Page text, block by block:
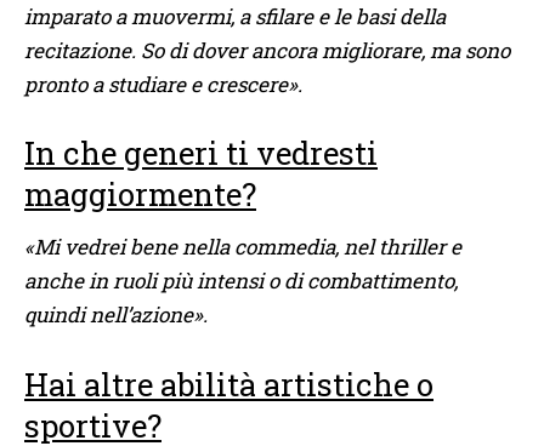
imparato a muovermi, a sfilare e le basi della
recitazione. So di dover ancora migliorare, ma sono
pronto a studiare e crescere».
In che generi ti vedresti
maggiormente?
«Mi vedrei bene nella commedia, nel thriller e
anche in ruoli più intensi o di combattimento,
quindi nell’azione».
Hai altre abilità artistiche o
sportive?